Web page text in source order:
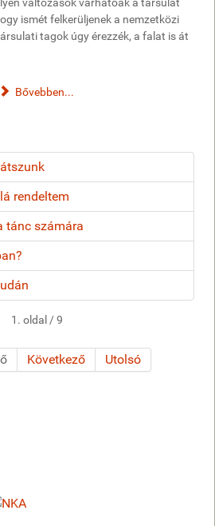
ismét felkerüljenek a nemzetközi
tagok úgy érezzék, a falat is át
Bővebben...
rendeltem
tánc számára
1. oldal / 9
Következő Utolsó